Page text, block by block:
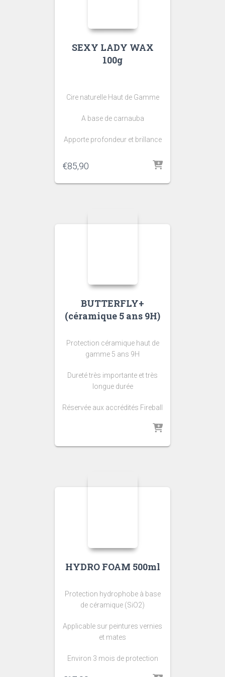
SEXY LADY WAX
100g
Cire naturelle Haut de Gamme
A base de carnauba
Apporte profondeur et brillance
€85,90
BUTTERFLY+
(céramique 5 ans 9H)
Protection céramique haut de
gamme 5 ans 9H
Dureté très importante et très
longue durée
Réservée aux accrédités Fireball
HYDRO FOAM 500ml
Protection hydrophobe à base
de céramique (SiO2)
Applicable sur peintures vernies
et mates
Environ 3 mois de protection